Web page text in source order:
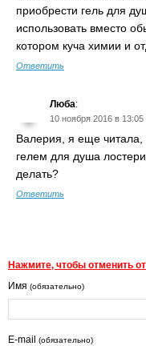
приобрести гель для
использовать вместо
котором куча химии и
Ответить
Люба:
10 ноября 2016 в 13:05
Валерия, я еще читала,
гелем для душа
делать?
Ответить
Нажмите, чтобы отменить
Имя (обязательно)
E-mail (обязательно)